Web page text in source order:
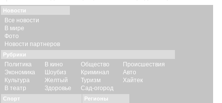
Новости
Все новости
В мире
Фото
Новости партнеров
Рубрики
Политика
Экономика
Культура
В театр
В кино
Шоубиз
Желтый
Здоровье
Общество
Криминал
Туризм
Сад-огород
Происшествия
Авто
Хайтек
Спорт Регионы